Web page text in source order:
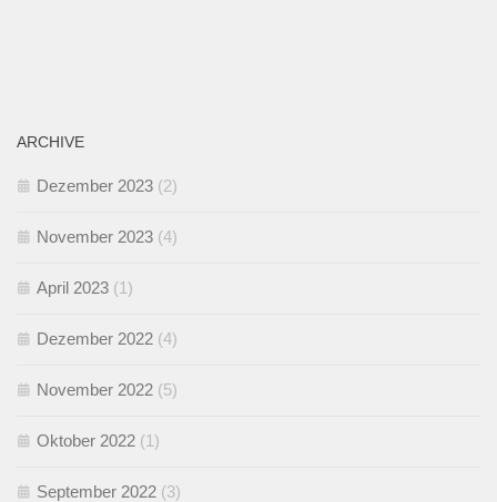
ARCHIVE
Dezember 2023 (2)
November 2023 (4)
April 2023 (1)
Dezember 2022 (4)
November 2022 (5)
Oktober 2022 (1)
September 2022 (3)